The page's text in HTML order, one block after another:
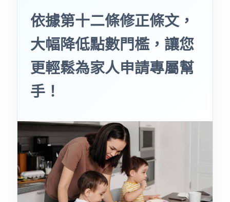
依據第十二條修正條文，
大幅降低點數門檻，讓您
更輕鬆為家人申請專屬幫
手！